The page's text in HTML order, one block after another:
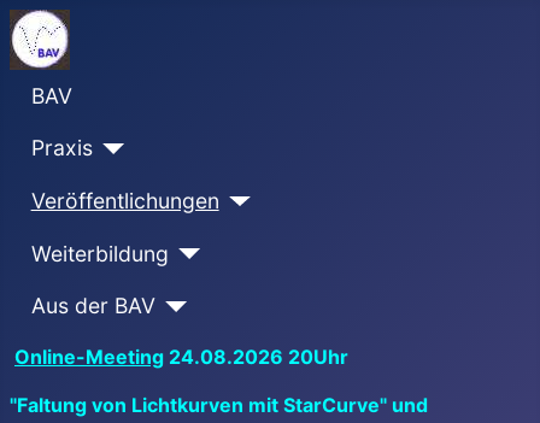
BAV
Praxis
Veröffentlichungen
Weiterbildung
Aus der BAV
Online-Meeting 24.08.2026 20Uhr
"Faltung von Lichtkurven mit StarCurve" und